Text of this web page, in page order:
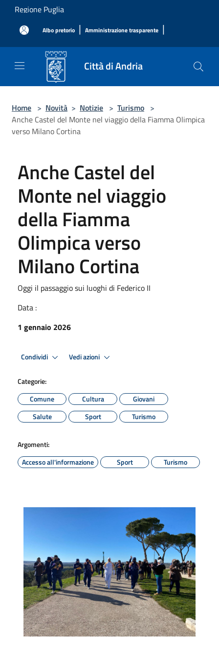
Salta al contenuto principale
Regione Puglia
Albo pretorio | Amministrazione trasparente |
Città di Andria
Home > Novità > Notizie > Turismo >
Anche Castel del Monte nel viaggio della Fiamma Olimpica
verso Milano Cortina
Anche Castel del
Monte nel viaggio
della Fiamma
Olimpica verso
Milano Cortina
Oggi il passaggio sui luoghi di Federico II
Data :
1 gennaio 2026
Condividi Vedi azioni
Categorie:
Comune
Cultura
Giovani
Salute
Sport Turismo
Argomenti:
Accesso all'informazione
Sport Turismo